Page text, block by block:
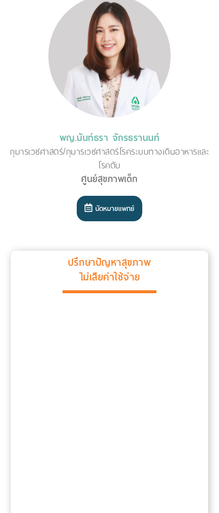
พญ.นันท์ธรา จักรธรานนท์
กุมารเวชศาสตร์/กุมารเวชศาสตร์โรคระบบทางเดินอาหารและ
โรคตับ
ศูนย์สุขภาพเด็ก
นัดหมายแพทย์
ปรึกษาปัญหาสุขภาพ
ไม่เสียค่าใช้จ่าย